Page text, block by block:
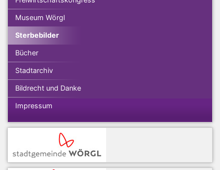
Museum Wörgl
Sterbebilder
Bücher
Stadtarchiv
Bildrecht und Danke
Impressum